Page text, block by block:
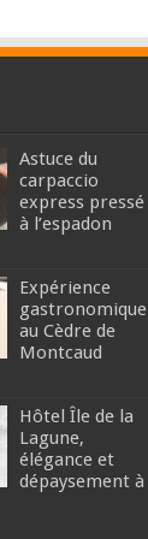
Astuce du
carpaccio
express pressé
à l’espadon
Expérience
gastronomique
au Cèdre de
Montcaud
Hôtel Île de la
Lagune,
élégance et
dépaysement à